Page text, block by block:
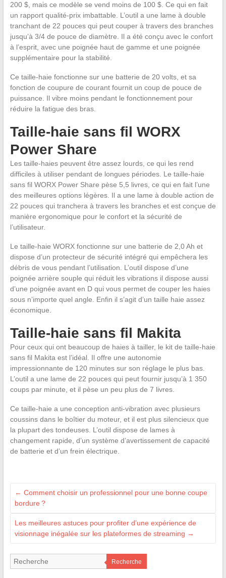
200 $, mais ce modèle se vend moins de 100 $. Ce qui en fait
un rapport qualité-prix imbattable. L’outil a une lame à double
tranchant de 22 pouces qui peut couper à travers des branches
jusqu’à 3/4 de pouce de diamètre. Il a été conçu avec le confort
à l’esprit, avec une poignée haut de gamme et une poignée
supplémentaire pour la stabilité.
Ce taille-haie fonctionne sur une batterie de 20 volts, et sa
fonction de coupure de courant fournit un coup de pouce de
puissance. Il vibre moins pendant le fonctionnement pour
réduire la fatigue des bras.
Taille-haie sans fil WORX
Power Share
Les taille-haies peuvent être assez lourds, ce qui les rend
difficiles à utiliser pendant de longues périodes. Le taille-haie
sans fil WORX Power Share pèse 5,5 livres, ce qui en fait l’une
des meilleures options légères. Il a une lame à double action de
22 pouces qui tranchera à travers les branches et est conçue de
manière ergonomique pour le confort et la sécurité de
l’utilisateur.
Le taille-haie WORX fonctionne sur une batterie de 2,0 Ah et
dispose d’un protecteur de sécurité intégré qui empêchera les
débris de vous pendant l’utilisation. L’outil dispose d’une
poignée arrière souple qui réduit les vibrations il dispose aussi
d’une poignée avant en D qui vous permet de couper les haies
sous n’importe quel angle. Enfin il s’agit d’un taille haie assez
économique.
Taille-haie sans fil Makita
Pour ceux qui ont beaucoup de haies à tailler, le kit de taille-haie
sans fil Makita est l’idéal. Il offre une autonomie
impressionnante de 120 minutes sur son réglage le plus bas.
L’outil a une lame de 22 pouces qui peut fournir jusqu’à 1 350
coups par minute, et il pèse un peu plus de 7 livres.
Ce taille-haie a une conception anti-vibration avec plusieurs
coussins dans le boîtier du moteur, et il est plus silencieux que
la plupart des tondeuses. L’outil dispose de lames à
changement rapide, d’un système d’avertissement de capacité
de batterie et d’un frein électrique.
← Comment choisir un professionnel pour une bonne coupe
bordure ?
Les meilleures astuces pour profiter d’une expérience de
visionnage inégalée sur les plateformes de streaming →
Recherche